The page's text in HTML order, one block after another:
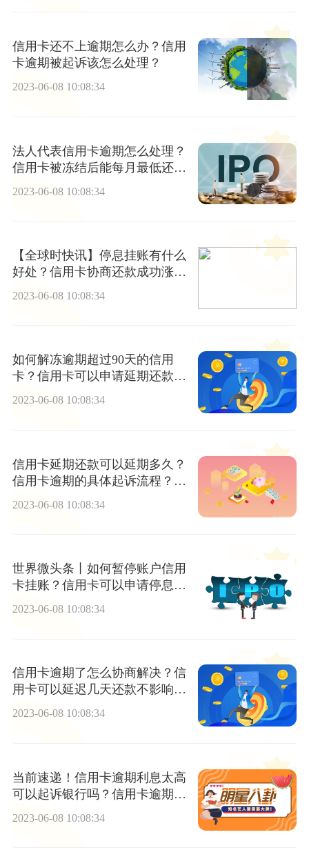
信用卡还不上逾期怎么办？信用
卡逾期被起诉该怎么处理？
2023-06-08 10:08:34
法人代表信用卡逾期怎么处理？
信用卡被冻结后能每月最低还款
2023-06-08 10:08:34
【全球时快讯】停息挂账有什么
好处？信用卡协商还款成功涨息
2023-06-08 10:08:34
如何解冻逾期超过90天的信用
卡？信用卡可以申请延期还款
吗？
2023-06-08 10:08:34
信用卡延期还款可以延期多久？
信用卡逾期的具体起诉流程？_
2023-06-08 10:08:34
世界微头条丨如何暂停账户信用
卡挂账？信用卡可以申请停息挂
账吗？
2023-06-08 10:08:34
信用卡逾期了怎么协商解决？信
用卡可以延迟几天还款不影响信
用？
2023-06-08 10:08:34
当前速递！信用卡逾期利息太高
可以起诉银行吗？信用卡逾期多
2023-06-08 10:08:34